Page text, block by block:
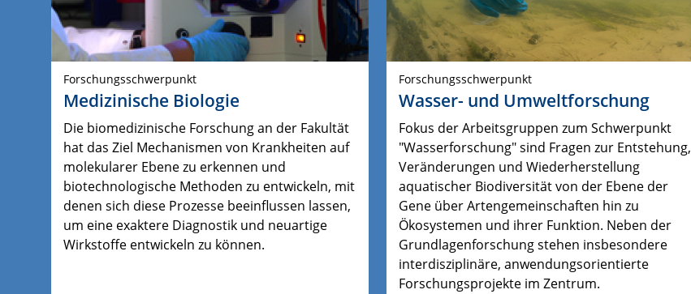
Forschungsschwerpunkt
Medizinische Biologie
Die biomedizinische Forschung an der Fakultät
hat das Ziel Mechanismen von Krankheiten auf
molekularer Ebene zu erkennen und
biotechnologische Methoden zu entwickeln, mit
denen sich diese Prozesse beeinflussen lassen,
um eine exaktere Diagnostik und neuartige
Wirkstoffe entwickeln zu können.
Forschungsschwerpunkt
Wasser- und Umweltforschung
Fokus der Arbeitsgruppen zum Schwerpunkt
"Wasserforschung" sind Fragen zur Entstehung,
Veränderungen und Wiederherstellung
aquatischer Biodiversität von der Ebene der
Gene über Artengemeinschaften hin zu
Ökosystemen und ihrer Funktion. Neben der
Grundlagenforschung stehen insbesondere
interdisziplinäre, anwendungsorientierte
Forschungsprojekte im Zentrum.